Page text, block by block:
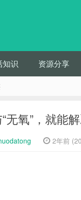
知识 资源分享
无氧”，就能
2年前